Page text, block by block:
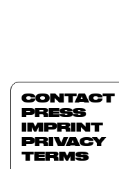
CONTACT
PRESS
IMPRINT
PRIVACY
TERMS